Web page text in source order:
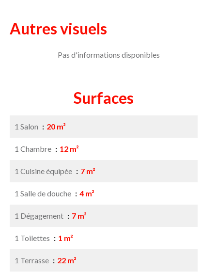
Autres visuels
Pas d'informations disponibles
Surfaces
1 Salon 20 m²
1 Chambre 12 m²
1 Cuisine équipée 7 m²
1 Salle de douche 4 m²
1 Dégagement 7 m²
1 Toilettes 1 m²
1 Terrasse 22 m²